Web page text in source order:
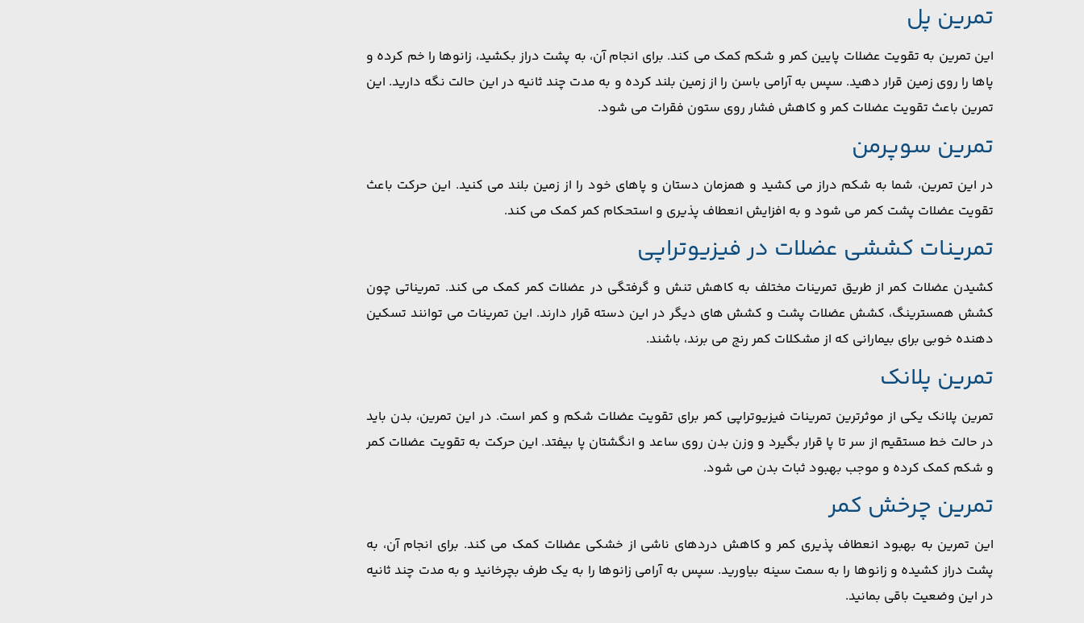
تمرین پل
این تمرین به تقویت عضلات پایین کمر و شکم کمک می ‌کند. برای انجام آن، به پشت دراز بکشید، زانوها را خم کرده و
پاها را روی زمین قرار دهید. سپس به آرامی باسن را از زمین بلند کرده و به مدت چند ثانیه در این حالت نگه دارید. این
تمرین باعث تقویت عضلات کمر و کاهش فشار روی ستون فقرات می ‌شود.
تمرین سوپرمن
در این تمرین، شما به شکم دراز می ‌کشید و همزمان دستان و پاهای خود را از زمین بلند می ‌کنید. این حرکت باعث
تقویت عضلات پشت کمر می ‌شود و به افزایش انعطاف ‌پذیری و استحکام کمر کمک می‌ کند.
تمرینات کششی عضلات در فیزیوتراپی
کشیدن عضلات کمر از طریق تمرینات مختلف به کاهش تنش و گرفتگی در عضلات کمر کمک می ‌کند. تمریناتی چون
کشش همسترینگ، کشش عضلات پشت و کشش‌ های دیگر در این دسته قرار دارند. این تمرینات می ‌توانند تسکین
‌دهنده خوبی برای بیمارانی که از مشکلات کمر رنج می ‌برند، باشند.
تمرین پلانک
تمرین پلانک یکی از موثرترین تمرینات فیزیوتراپی کمر برای تقویت عضلات شکم و کمر است. در این تمرین، بدن باید
در حالت خط مستقیم از سر تا پا قرار بگیرد و وزن بدن روی ساعد و انگشتان پا بیفتد. این حرکت به تقویت عضلات کمر
و شکم کمک کرده و موجب بهبود ثبات بدن می ‌شود.
تمرین چرخش کمر
این تمرین به بهبود انعطاف ‌پذیری کمر و کاهش دردهای ناشی از خشکی عضلات کمک می ‌کند. برای انجام آن، به
پشت دراز کشیده و زانوها را به سمت سینه بیاورید. سپس به آرامی زانوها را به یک طرف بچرخانید و به مدت چند ثانیه
در این وضعیت باقی بمانید.